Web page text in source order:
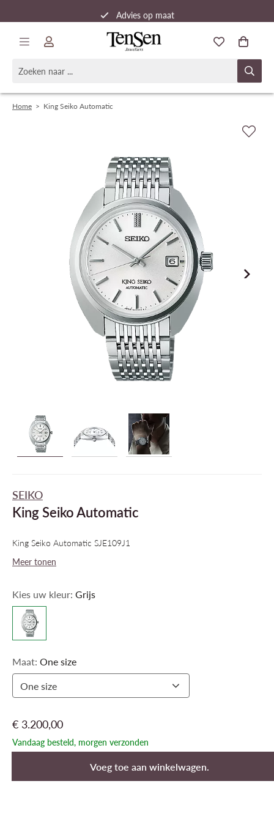
Advies op maat
Snelle verzending
Home > King Seiko Automatic
SEIKO
King Seiko Automatic
King Seiko Automatic SJE109J1
Meer tonen
Kies uw kleur: Grijs
Maat: One size
One size
€ 3.200,00
Vandaag besteld, morgen verzonden
Voeg toe aan winkelwagen.